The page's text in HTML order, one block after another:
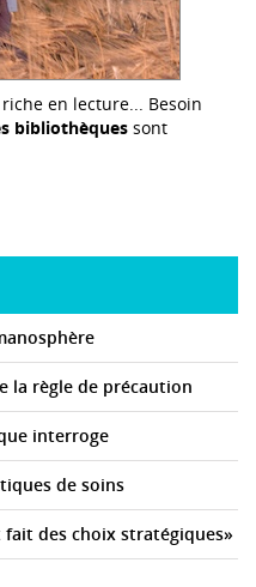
en lecture... Besoin
bibliothèques sont
la règle de précaution
interroge
de soins
fait des choix stratégiques»